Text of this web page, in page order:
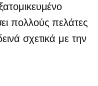
πολλούς πελάτες
σχετικά με την